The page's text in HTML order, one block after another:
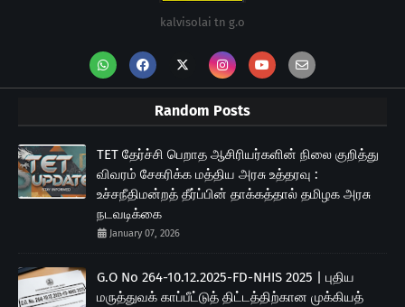
kalvisolai tn g.o
Random Posts
TET தேர்ச்சி பெறாத ஆசிரியர்களின் நிலை குறித்து
விவரம் சேகரிக்க மத்திய அரசு உத்தரவு :
உச்சநீதிமன்றத் தீர்ப்பின் தாக்கத்தால் தமிழக அரசு
நடவடிக்கை
January 07, 2026
G.O No 264-10.12.2025-FD-NHIS 2025 | புதிய
மருத்துவக் காப்பீட்டுத் திட்டத்திற்கான முக்கியத்